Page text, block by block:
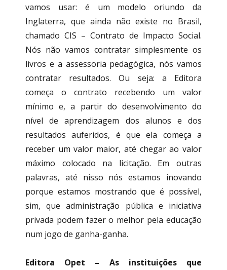
vamos usar: é um modelo oriundo da
Inglaterra, que ainda não existe no Brasil,
chamado CIS – Contrato de Impacto Social.
Nós não vamos contratar simplesmente os
livros e a assessoria pedagógica, nós vamos
contratar resultados. Ou seja: a Editora
começa o contrato recebendo um valor
mínimo e, a partir do desenvolvimento do
nível de aprendizagem dos alunos e dos
resultados auferidos, é que ela começa a
receber um valor maior, até chegar ao valor
máximo colocado na licitação. Em outras
palavras, até nisso nós estamos inovando
porque estamos mostrando que é possível,
sim, que administração pública e iniciativa
privada podem fazer o melhor pela educação
num jogo de ganha-ganha.
Editora Opet – As instituições que